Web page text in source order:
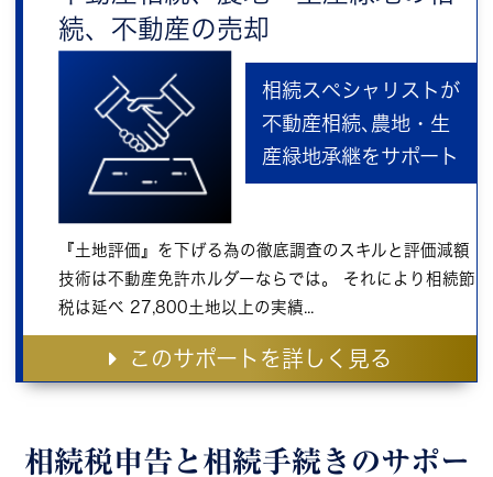
続、不動産の売却
相続スペシャリストが
不動産相続､農地・生
産緑地承継をサポート
『土地評価』を下げる為の徹底調査のスキルと評価減額
技術は不動産免許ホルダーならでは。 それにより相続節
税は延べ 27,800土地以上の実績...
このサポートを詳しく見る
相続税申告と相続手続きのサポー